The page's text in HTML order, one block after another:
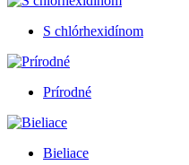
S chlórhexidínom
Prírodné
Bieliace